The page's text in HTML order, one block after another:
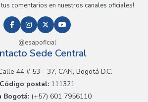
tus comentarios en nuestros canales oficiales!
@esapoficial
Sede Central
44 # 53 - 37, CAN, Bogotá D.C.
Código postal: 111321
Bogotá:(+57) 601 7956110